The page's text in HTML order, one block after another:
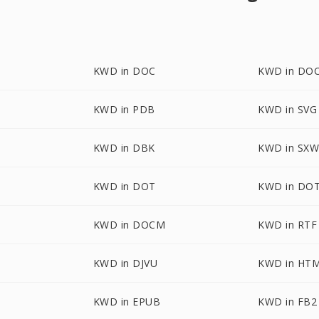
KWD in DOC KWD in
KWD in PDB KWD in SVG
KWD in DBK KWD in SXW
KWD in DOT KWD in
KWD in DOCM KWD in RTF
KWD in DJVU KWD in
KWD in EPUB KWD in FB2